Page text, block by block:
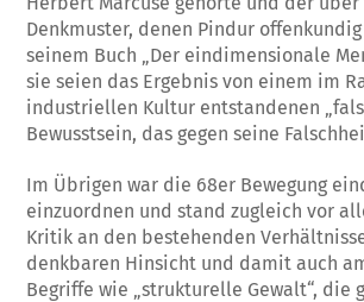
Denkmuster, denen Pindur
seinem Buch „Der eindimensionale
sie seien das Ergebnis von einem im
industriellen Kultur entstandenen
Bewusstsein, das gegen seine
Im Übrigen war die 68er Bewegung
einzuordnen und stand zugleich vor
Kritik an den bestehenden
denkbaren Hinsicht und damit auch
Begriffe wie „strukturelle Gewalt“, die